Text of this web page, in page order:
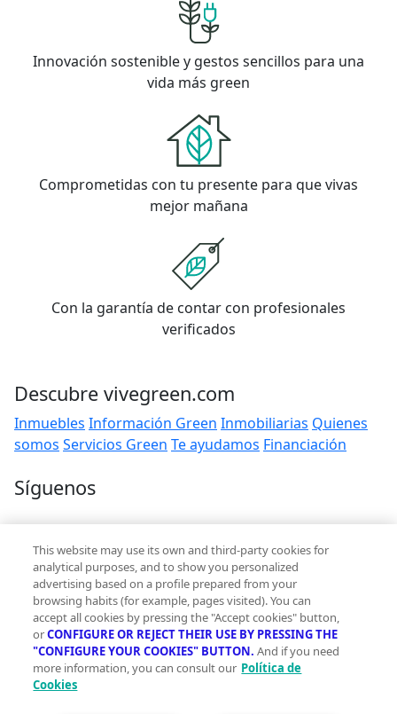
Innovación sostenible y gestos sencillos para una
vida más green
Comprometidas con tu presente para que vivas
mejor mañana
Con la garantía de contar con profesionales
verificados
Descubre vivegreen.com
Inmuebles Información Green Inmobiliarias Quienes
somos Servicios Green Te ayudamos Financiación
Síguenos
Contacto
hola@vivegreen.com
Aviso Legal
Condiciones de uso
This website may use its own and third-party cookies for
analytical purposes, and to show you personalized
advertising based on a profile prepared from your
browsing habits (for example, pages visited). You can
accept all cookies by pressing the "Accept cookies" button,
orCONFIGURE OR REJECT THEIR USE BY PRESSING THE
"CONFIGURE YOUR COOKIES" BUTTON. And if you need
more information, you can consult our Política de
Cookies